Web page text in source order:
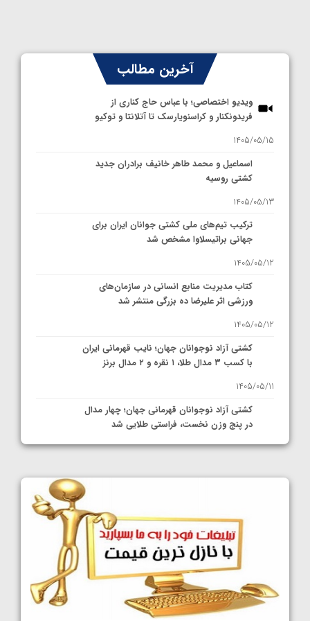
آخرین مطالب
ویدیو اختصاصی؛ با عباس حاج کناری از
فریدونکنار و کراسنویارسک تا آتلانتا و توکیو
1405/05/15
اسماعیل و محمد طاهر خانیف برادران جدید
کشتی روسیه
1405/05/13
ترکیب تیم‌های ملی کشتی جوانان ایران برای
جهانی براتیسلاوا مشخص شد
1405/05/12
کتاب مدیریت منابع انسانی در سازمان‌های
ورزشی اثر علیرضا ده بزرگی منتشر شد
1405/05/12
کشتی آزاد نوجوانان جهان؛ نایب قهرمانی ایران
با کسب ۳ مدال طلا، ۱ نقره و ۲ مدال برنز
1405/05/11
کشتی آزاد نوجوانان قهرمانی جهان؛ چهار مدال
در پنج وزن نخست، فراستی طلایی شد
1405/05/11
کشتی آزاد نوجوانان جهان؛ رقبای نمایندگان
ایران مشخص شدند
1405/05/08
کشتی فرنگی نوجوانان جهان؛ سکوی تیمی
سوم برای ایران